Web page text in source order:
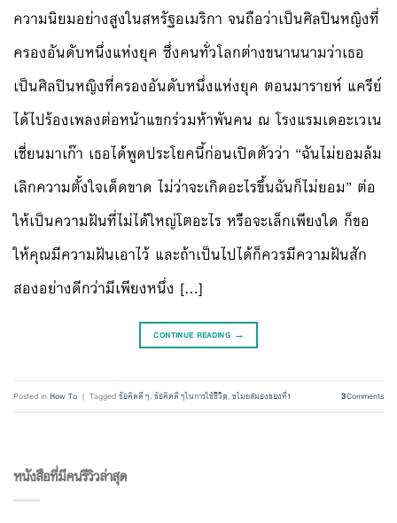
ความนิยมอย่างสูงในสหรัฐอเมริกา จนถือว่าเป็นศิลปินหญิงที่
ครองอันดับหนึ่งแห่งยุค ซึ่งคนทั่วโลกต่างขนานนามว่าเธอ
เป็นศิลปินหญิงที่ครองอันดับหนึ่งแห่งยุค ตอนมารายห์ แครีย์
ได้ไปร้องเพลงต่อหน้าแขกร่วมห้าพันคน ณ โรงแรมเดอะเวเน
เชี่ยนมาเก๊า เธอได้พูดประโยคนี้ก่อนเปิดตัวว่า “ฉันไม่ยอมล้ม
เลิกความตั้งใจเด็ดขาด ไม่ว่าจะเกิดอะไรขึ้นฉันก็ไม่ยอม” ต่อ
ให้เป็นความฝันที่ไม่ได้ใหญ่โตอะไร หรือจะเล็กเพียงใด ก็ขอ
ให้คุณมีความฝันเอาไว้ และถ้าเป็นไปได้ก็ควรมีความฝันสัก
สองอย่างดีกว่ามีเพียงหนึ่ง […]
CONTINUE READING →
Posted inHow To | Taggedข้อคิดดีๆ,ข้อคิดดีๆในการใช้ชีวิต,ขโมยสมองของที่1 3Comments
หนังสือที่มีคนรีวิวล่าสุด